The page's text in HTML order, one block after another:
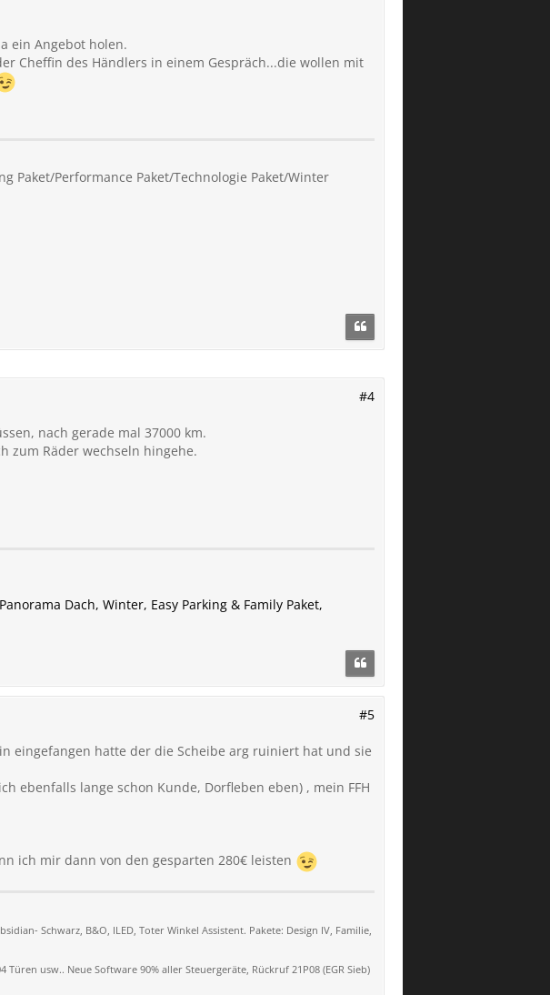
ein Angebot holen.
Cheffin des Händlers in einem Gespräch...die wollen mit
Paket/Performance Paket/Technologie Paket/Winter
#4
nach gerade mal 37000 km.
zum Räder wechseln hingehe.
Dach, Winter, Easy Parking & Family Paket,
#5
eingefangen hatte der die Scheibe arg ruiniert hat und sie
ebenfalls lange schon Kunde, Dorfleben eben) , mein FFH
ich mir dann von den gesparten 280€ leisten
Schwarz, B&O, ILED, Toter Winkel Assistent. Pakete: Design IV, Familie,
usw.. Neue Software 90% aller Steuergeräte, Rückruf 21P08 (EGR Sieb)